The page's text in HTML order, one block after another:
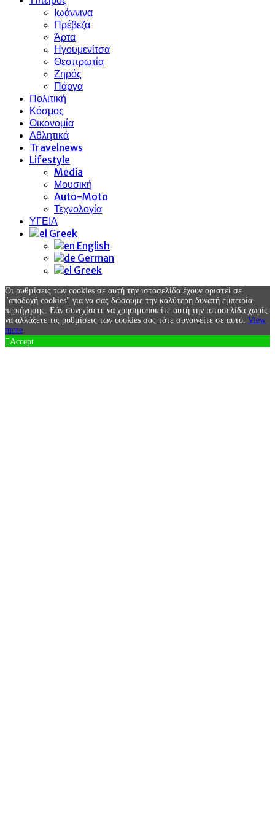
Ιωάννινα
Πρέβεζα
Άρτα
Ηγουμενίτσα
Θεσπρωτία
Ζηρός
Πάργα
Πολιτική
Κόσμος
Οικονομία
Αθλητικά
Travelnews
Lifestyle
Media
Μουσική
Auto-Moto
Τεχνολογία
ΥΓΕΙΑ
Greek
English
German
Greek
Οι ρυθμίσεις των cookies σε αυτή την ιστοσελίδα έχουν οριστεί σε
"αποδοχή cookies" για να σας δώσουμε την καλύτερη δυνατή εμπειρία
περιήγησης. Εάν συνεχίσετε να χρησιμοποιείτε αυτή την ιστοσελίδα χωρίς
να αλλάξετε τις ρυθμίσεις των cookies σας τότε συναινείτε σε αυτό. View
more
Accept